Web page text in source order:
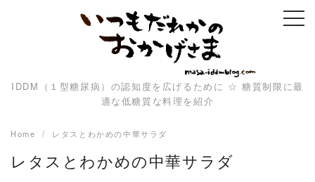
IDDM（１型糖尿病）の認知度を広げるために ☆ 糖質制限に最
適な低糖質な料理を紹介
Home レタスとわかめの中華サラダ
レタスとわかめの中華サラダ